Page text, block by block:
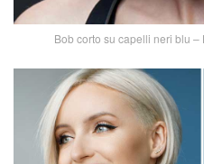
Bob corto su capelli neri blu